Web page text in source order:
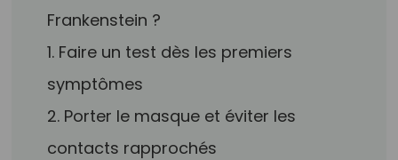
Frankenstein ?
1. Faire un test dès les premiers
symptômes
2. Porter le masque et éviter les
contacts rapprochés